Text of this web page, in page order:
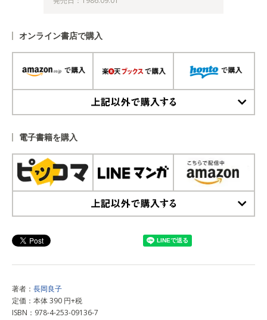
オンライン書店で購入
電子書籍を購入
著者： 長岡良子
定価：本体 390 円+税
ISBN：978-4-253-09136-7